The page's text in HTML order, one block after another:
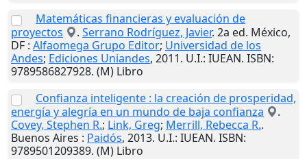
Matemáticas financieras y evaluación de
proyectos
. Serrano Rodríguez, Javier. 2a ed. México,
DF : Alfaomega Grupo Editor; Universidad de los
Andes; Ediciones Uniandes, 2011. U.I.: IUEAN. ISBN:
9789586827928. (M) Libro
Confianza inteligente : la creación de prosperidad,
energía y alegría en un mundo de baja confianza
.
Covey, Stephen R.; Link, Greg; Merrill, Rebecca R..
Buenos Aires : Paidós, 2013. U.I.: IUEAN. ISBN:
9789501209389. (M) Libro